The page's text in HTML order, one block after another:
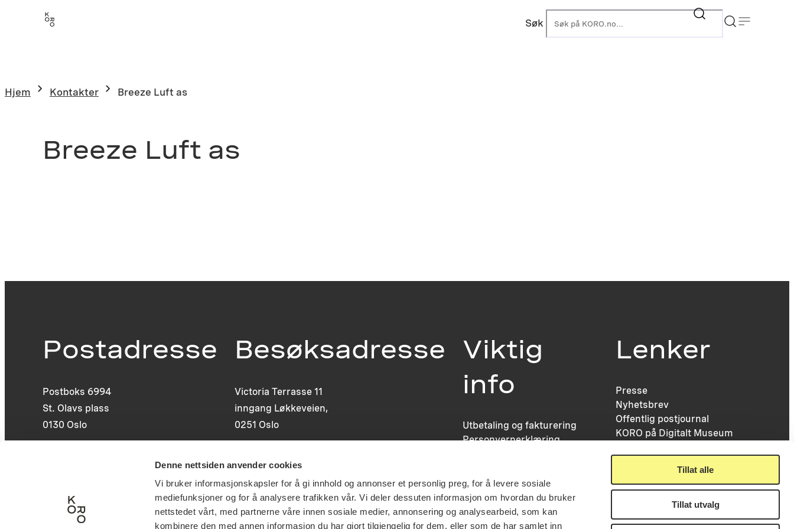
Denne nettsiden anvender cookies
Vi bruker informasjonskapsler for å gi innhold og annonser et personlig preg, for å levere sosiale
mediefunksjoner og for å analysere trafikken vår. Vi deler dessuten informasjon om hvordan du bruker
nettstedet vårt, med partnerne våre innen sosiale medier, annonsering og analysearbeid, som kan
kombinere den med annen informasjon du har gjort tilgjengelig for dem, eller som de har samlet inn
Tillat alle
Tillat utvalg
Søk
Hjem Kontakter Breeze Luft as
Breeze Luft as
Postadresse
Postboks 6994
St. Olavs plass
0130 Oslo
Besøksadresse
Victoria Terrasse 11
inngang Løkkeveien,
0251 Oslo
Viktig
info
Utbetaling og fakturering
Personvernerklæring
Last ned logo
Lenker
Presse
Nyhetsbrev
Offentlig postjournal
KORO på Digitalt Museum